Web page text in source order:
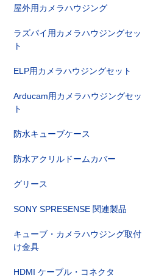
屋外用カメラハウジング
ラズパイ用カメラハウジングセッ
ト
ELP用カメラハウジングセット
Arducam用カメラハウジングセッ
ト
防水キューブケース
防水アクリルドームカバー
グリース
SONY SPRESENSE 関連製品
キューブ・カメラハウジング取付
け金具
HDMI ケーブル・コネクタ